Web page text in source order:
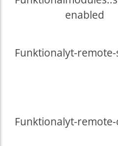
enabled
Funktionalyt-
Funktionalyt-remote-